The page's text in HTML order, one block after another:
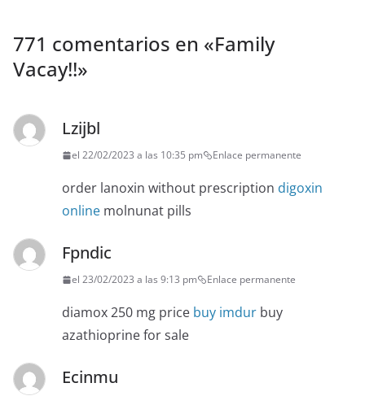
771 comentarios en «Family
Vacay!!»
Lzijbl
el 22/02/2023 a las 10:35 pm Enlace permanente
order lanoxin without prescription digoxin
online molnunat pills
Fpndic
el 23/02/2023 a las 9:13 pm Enlace permanente
diamox 250 mg price buy imdur buy
azathioprine for sale
Ecinmu